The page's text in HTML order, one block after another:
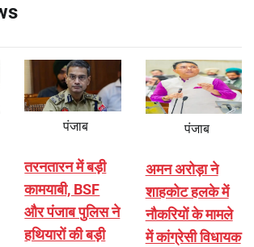
पंजाब
तरनतारन में बड़ी
कामयाबी, BSF
और पंजाब पुलिस ने
हथियारों की बड़ी
पंजाब
अमन अरोड़ा ने
शाहकोट हलके में
नौकरियों के मामले
में कांग्रेसी विधायक